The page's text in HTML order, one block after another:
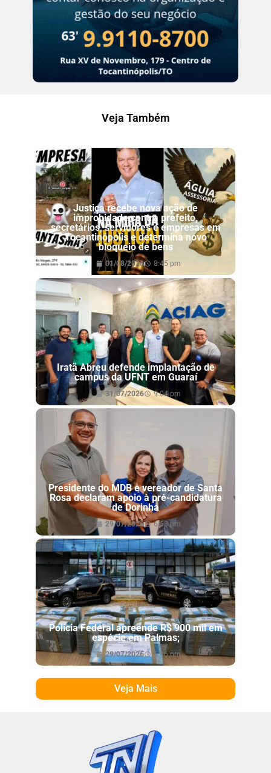
Veja Também
Justiça recebe nova ação de
improbidade contra prefeito,
secretários, servidores e empresas em
Tocantinópolis e determina novo
bloqueio de bens
01/08/2026 8:45 pm
Iratã Abreu defende implantação de
campus da UFNT em Guaraí
31/07/2026 9:04 pm
Presidente do MDB e vereador de Santa
Rosa declaram apoio à pré-candidatura
de Dorinha
29/07/2026 6:53 pm
Polícia Federal apreende R$ 900 mil em
espécie em Palmas;
29/07/2026 6:46 pm
Veja Mais